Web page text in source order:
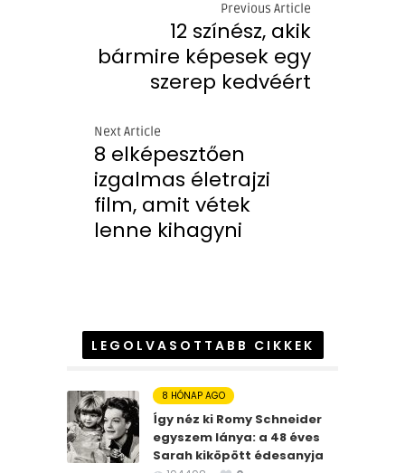
Previous Article
12 színész, akik
bármire képesek egy
szerep kedvéért
Next Article
8 elképesztően
izgalmas életrajzi
film, amit vétek
lenne kihagyni
LEGOLVASOTTABB CIKKEK
8 HÓNAP AGO
Így néz ki Romy Schneider
egyszem lánya: a 48 éves
Sarah kiköpött édesanyja